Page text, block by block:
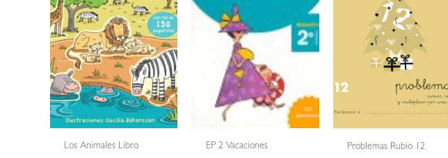
Los Animales Libro
EP 2 Vacaciones
Problemas Rubio 12